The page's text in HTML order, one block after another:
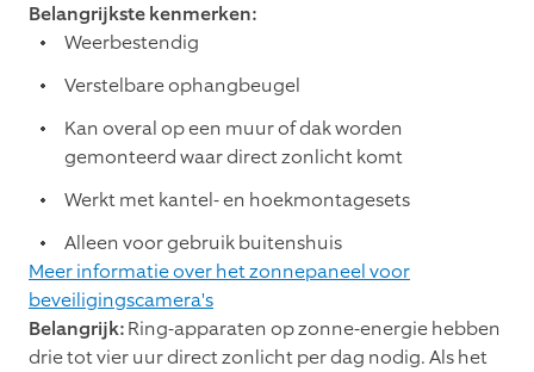
Belangrijkste kenmerken:
Weerbestendig
Verstelbare ophangbeugel
Kan overal op een muur of dak worden
gemonteerd waar direct zonlicht komt
Werkt met kantel- en hoekmontagesets
Alleen voor gebruik buitenshuis
Meer informatie over het zonnepaneel voor
beveiligingscamera's
Belangrijk:Ring-apparaten op zonne-energie hebben
drie tot vier uur direct zonlicht per dag nodig. Als het